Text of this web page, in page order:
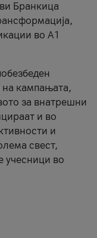
Бранкица
во А1
на кампањата,
за внатрешни
и во
и
свест,
учесници во